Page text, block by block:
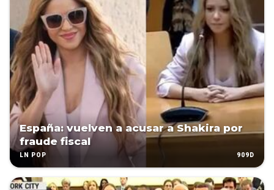
España: vuelven a acusar a Shakira por
fraude fiscal
LN POP 909D